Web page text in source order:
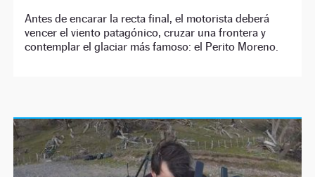
Antes de encarar la recta final, el motorista deberá
vencer el viento patagónico, cruzar una frontera y
contemplar el glaciar más famoso: el Perito Moreno.